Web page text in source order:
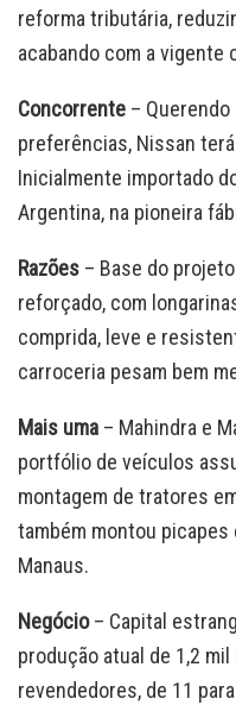
reforma tributária,
acabando com a vigente
Concorrente –
preferências, Nissan
Inicialmente importado
Argentina, na pioneira
Razões – Base do
reforçado, com
comprida, leve e
carroceria pesam bem
Mais uma – Mahindra e
portfólio de veículos
montagem de tratores
também montou picapes
Manaus.
Negócio– Capital
produção atual de 1,2
revendedores, de 11